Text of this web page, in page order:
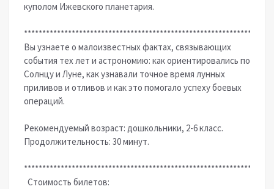
куполом Ижевского планетария.
Вы узнаете о малоизвестных фактах, связывающих
события тех лет и астрономию: как ориентировались по
Солнцу и Луне, как узнавали точное время лунных
приливов и отливов и как это помогало успеху боевых
операций.
Рекомендуемый возраст: дошкольники, 2-6 класс.
Продолжительность: 30 минут.
Стоимость билетов: